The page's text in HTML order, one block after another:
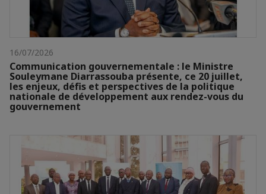
16/07/2026
Communication gouvernementale : le Ministre
Souleymane Diarrassouba présente, ce 20 juillet,
les enjeux, défis et perspectives de la politique
nationale de développement aux rendez-vous du
gouvernement